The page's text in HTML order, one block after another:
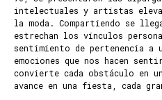
intelectuales y artistas
la moda. Compartiendo se
estrechan los vínculos
sentimiento de pertenencia
emociones que nos hacen
convierte cada obstáculo en
avance en una fiesta, cada